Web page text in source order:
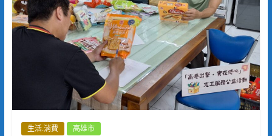
生活.消費 高雄市